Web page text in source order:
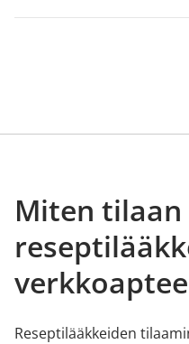
Miten tilaan
Reseptilääkkeiden